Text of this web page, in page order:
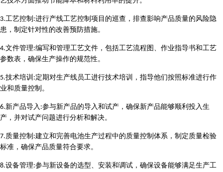
3.工艺控制 :进行产线工艺控制项目的巡查，排查影响产品质量的风险隐
患，制定针对性的改善预防措施。
4.文件管理:编写和管理工艺文件，包括工艺流程图、作业指导书和工艺
参数表，确保生产操作的规范性。
5.技术培训 :定期对生产线员工进行技术培训，指导他们按照标准进行作
业和质量控制。
6.新产品导入 :参与新产品的导入和试产，确保新产品能够顺利投入生
产，并对试产问题进行分析和解决。
7.质量控制 :建立和完善电池生产过程中的质量控制体系，制定质量检验
标准，确保产品质量符合要求。
8.设备管理:参与新设备的选型、安装和调试，确保设备能够满足生产工